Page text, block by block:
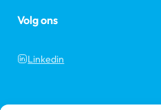
Volg ons
Linkedin